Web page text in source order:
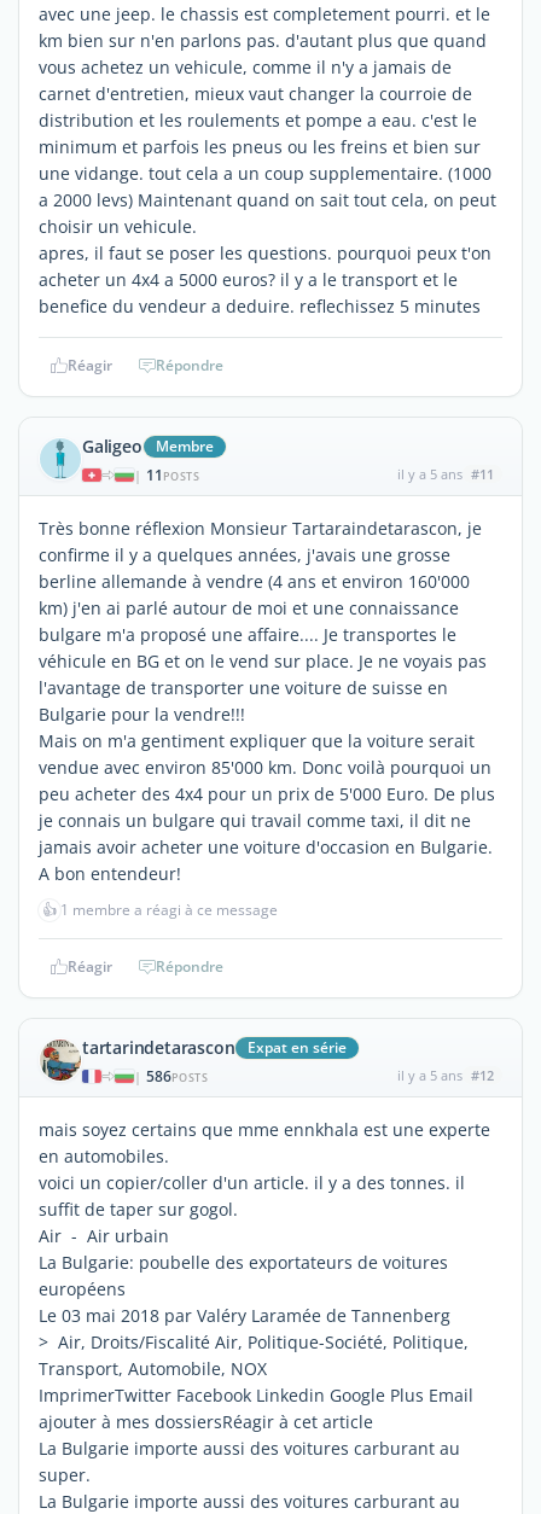
avec une jeep. le chassis est completement pourri. et le
km bien sur n'en parlons pas. d'autant plus que quand
vous achetez un vehicule, comme il n'y a jamais de
carnet d'entretien, mieux vaut changer la courroie de
distribution et les roulements et pompe a eau. c'est le
minimum et parfois les pneus ou les freins et bien sur
une vidange. tout cela a un coup supplementaire. (1000
a 2000 levs) Maintenant quand on sait tout cela, on peut
choisir un vehicule.
apres, il faut se poser les questions. pourquoi peux t'on
acheter un 4x4 a 5000 euros? il y a le transport et le
benefice du vendeur a deduire. reflechissez 5 minutes
Réagir Répondre
Galigeo Membre
| 11 POSTS il y a 5 ans #11
Très bonne réflexion Monsieur Tartaraindetarascon, je
confirme il y a quelques années, j'avais une grosse
berline allemande à vendre (4 ans et environ 160'000
km) j'en ai parlé autour de moi et une connaissance
bulgare m'a proposé une affaire.... Je transportes le
véhicule en BG et on le vend sur place. Je ne voyais pas
l'avantage de transporter une voiture de suisse en
Bulgarie pour la vendre!!!
Mais on m'a gentiment expliquer que la voiture serait
vendue avec environ 85'000 km. Donc voilà pourquoi un
peu acheter des 4x4 pour un prix de 5'000 Euro. De plus
je connais un bulgare qui travail comme taxi, il dit ne
jamais avoir acheter une voiture d'occasion en Bulgarie.
A bon entendeur!
👍 1 membre a réagi à ce message
Réagir Répondre
tartarindetarascon Expat en série
| 586POSTS il y a 5 ans #12
mais soyez certains que mme ennkhala est une experte
en automobiles.
voici un copier/coller d'un article. il y a des tonnes. il
suffit de taper sur gogol.
Air - Air urbain
La Bulgarie: poubelle des exportateurs de voitures
européens
Le 03 mai 2018 par Valéry Laramée de Tannenberg
> Air, Droits/Fiscalité Air, Politique-Société, Politique,
Transport, Automobile, NOX
ImprimerTwitter Facebook Linkedin Google Plus Email
ajouter à mes dossiersRéagir à cet article
La Bulgarie importe aussi des voitures carburant au
super.
La Bulgarie importe aussi des voitures carburant au